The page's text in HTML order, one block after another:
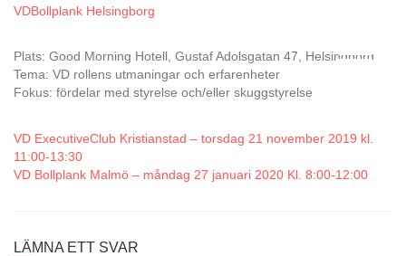
VDBollplank Helsingborg
Plats: Good Morning Hotell, Gustaf Adolsgatan 47, Helsingborg
Tema: VD rollens utmaningar och erfarenheter
Fokus: fördelar med styrelse och/eller skuggstyrelse
VD ExecutiveClub Kristianstad – torsdag 21 november 2019 kl.
11:00-13:30
VD Bollplank Malmö – måndag 27 januari 2020 Kl. 8:00-12:00
LÄMNA ETT SVAR